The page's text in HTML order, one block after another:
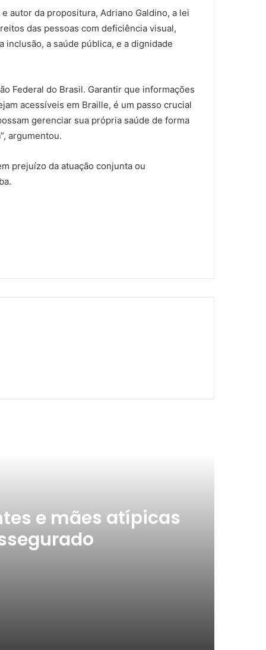
autor da propositura, Adriano Galdino, a lei
das pessoas com deficiência visual,
inclusão, a saúde pública, e a dignidade
Federal do Brasil. Garantir que informações
acessíveis em Braille, é um passo crucial
gerenciar sua própria saúde de forma
argumentou.
prejuízo da atuação conjunta ou
e mães atípicas